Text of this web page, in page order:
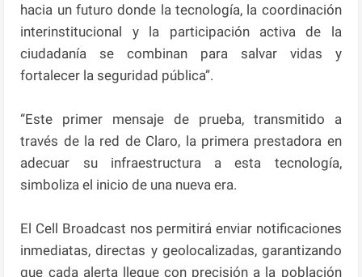
hacia un futuro donde la tecnología, la coordinación
interinstitucional y la participación activa de la
ciudadanía se combinan para salvar vidas y
fortalecer la seguridad pública”.
“Este primer mensaje de prueba, transmitido a
través de la red de Claro, la primera prestadora en
adecuar su infraestructura a esta tecnología,
simboliza el inicio de una nueva era.
El Cell Broadcast nos permitirá enviar notificaciones
inmediatas, directas y geolocalizadas, garantizando
que cada alerta llegue con precisión a la población